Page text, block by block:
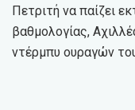
Πετριτή να παίζει
βαθμολογίας,
ντέρμπυ ουραγών